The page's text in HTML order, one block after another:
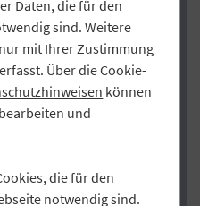
– gegebenenfalls
überführt werden.
priorisiert, deren
erfasst und die Rollen
toolgestützt festgelegt
gilt auch für das mit
eines
Daten, die für den
sind. Weitere
mit Ihrer Zustimmung
Über die Cookie-
können
und
die für den
notwendig sind.